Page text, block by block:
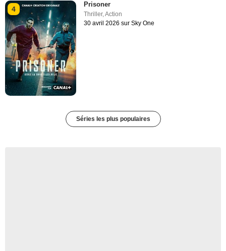
4
Prisoner
Thriller,Action
30 avril 2026 sur Sky One
Séries les plus populaires